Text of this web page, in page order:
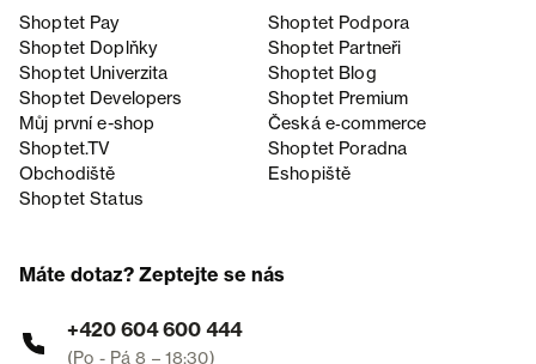
Shoptet Pay
Shoptet Podpora
Shoptet Doplňky
Shoptet Partneři
Shoptet Univerzita
Shoptet Blog
Shoptet Developers
Shoptet Premium
Můj první e-shop
Česká e‑commerce
Shoptet.TV
Shoptet Poradna
Obchodiště
Eshopiště
Shoptet Status
Máte dotaz? Zeptejte se nás
+420 604 600 444
(Po - Pá 8 – 18:30)